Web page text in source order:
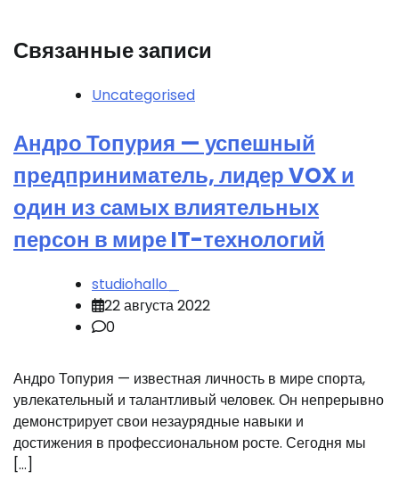
Связанные записи
Uncategorised
Андро Топурия — успешный
предприниматель, лидер VOX и
один из самых влиятельных
персон в мире IT-технологий
studiohallo_
22 августа 2022
0
Андро Топурия — известная личность в мире спорта,
увлекательный и талантливый человек. Он непрерывно
демонстрирует свои незаурядные навыки и
достижения в профессиональном росте. Сегодня мы
[…]